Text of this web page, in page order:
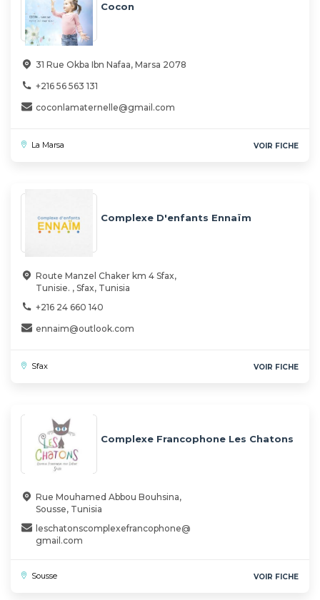
Cocon
31 Rue Okba Ibn Nafaa, Marsa 2078
+216 56 563 131
coconlamaternelle@gmail.com
La Marsa VOIR FICHE
Complexe D'enfants Ennaïm
Route Manzel Chaker km 4 Sfax,
Tunisie. , Sfax, Tunisia
+216 24 660 140
ennaim@outlook.com
Sfax VOIR FICHE
Complexe Francophone Les Chatons
Rue Mouhamed Abbou Bouhsina,
Sousse, Tunisia
leschatonscomplexefrancophone@
gmail.com
Sousse VOIR FICHE